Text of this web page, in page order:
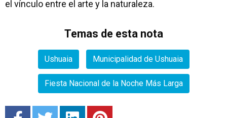
el vínculo entre el arte y la naturaleza.
Temas de esta nota
Ushuaia Municipalidad de Ushuaia
Fiesta Nacional de la Noche Más Larga